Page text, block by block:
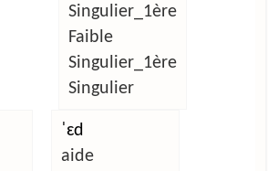
Singulier_1ère
Faible
Singulier_1ère
Singulier
ˈɛd
aide